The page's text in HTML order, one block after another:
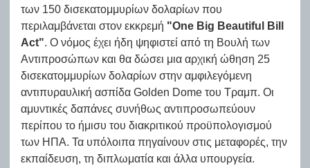
των 150 δισεκατομμυρίων δολαρίων που
περιλαμβάνεται στον εκκρεμή "One Big Beautiful Bill
Act". Ο νόμος έχει ήδη ψηφιστεί από τη Βουλή των
Αντιπροσώπων και θα δώσει μια αρχική ώθηση 25
δισεκατομμυρίων δολαρίων στην αμφιλεγόμενη
αντιπυραυλική ασπίδα Golden Dome του Τραμπ. Οι
αμυντικές δαπάνες συνήθως αντιπροσωπεύουν
περίπου το ήμισυ του διακριτικού προϋπολογισμού
των ΗΠΑ. Τα υπόλοιπα πηγαίνουν στις μεταφορές, την
εκπαίδευση, τη διπλωματία και άλλα υπουργεία.